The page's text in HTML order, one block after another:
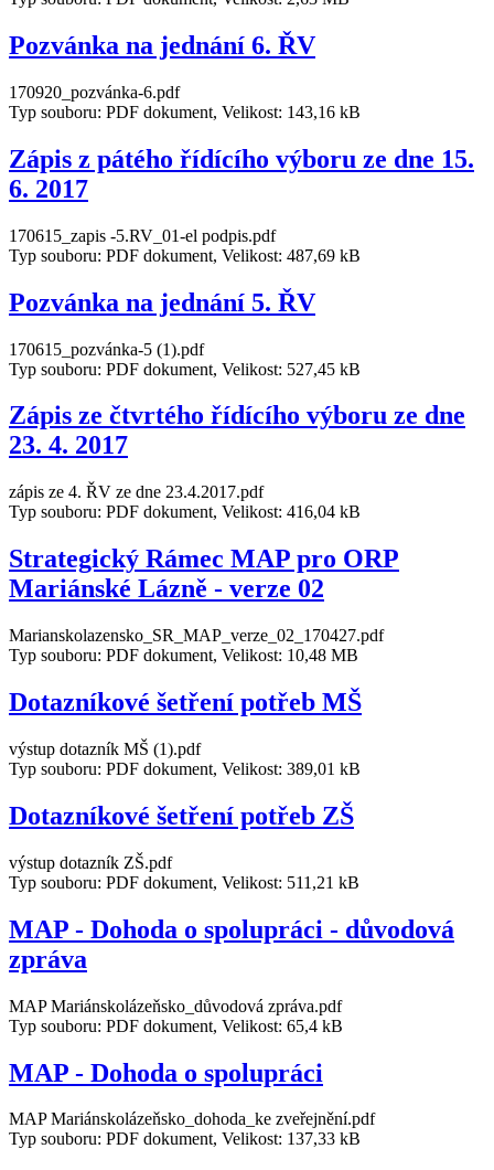
Pozvánka na jednání 6. ŘV
170920_pozvánka-6.pdf
Typ souboru: PDF dokument, Velikost: 143,16 kB
Zápis z pátého řídícího výboru ze dne 15.
6. 2017
170615_zapis -5.RV_01-el podpis.pdf
Typ souboru: PDF dokument, Velikost: 487,69 kB
Pozvánka na jednání 5. ŘV
170615_pozvánka-5 (1).pdf
Typ souboru: PDF dokument, Velikost: 527,45 kB
Zápis ze čtvrtého řídícího výboru ze dne
23. 4. 2017
zápis ze 4. ŘV ze dne 23.4.2017.pdf
Typ souboru: PDF dokument, Velikost: 416,04 kB
Strategický Rámec MAP pro ORP
Mariánské Lázně - verze 02
Marianskolazensko_SR_MAP_verze_02_170427.pdf
Typ souboru: PDF dokument, Velikost: 10,48 MB
Dotazníkové šetření potřeb MŠ
výstup dotazník MŠ (1).pdf
Typ souboru: PDF dokument, Velikost: 389,01 kB
Dotazníkové šetření potřeb ZŠ
výstup dotazník ZŠ.pdf
Typ souboru: PDF dokument, Velikost: 511,21 kB
MAP - Dohoda o spolupráci - důvodová
zpráva
MAP Mariánskolázeňsko_důvodová zpráva.pdf
Typ souboru: PDF dokument, Velikost: 65,4 kB
MAP - Dohoda o spolupráci
MAP Mariánskolázeňsko_dohoda_ke zveřejnění.pdf
Typ souboru: PDF dokument, Velikost: 137,33 kB